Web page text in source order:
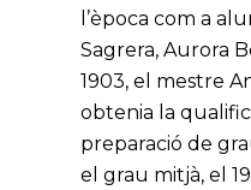
l’època com a
Sagrera, Aurora
1903, el mestre
obtenia la
preparació de
el grau mitjà, el